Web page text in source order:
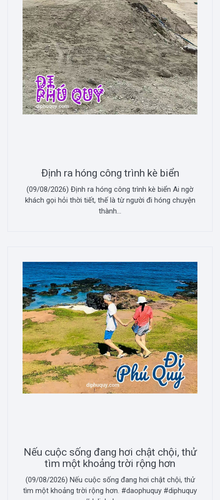
Định ra hóng công trình kè biển
(09/08/2026) Định ra hóng công trình kè biển Ai ngờ
khách gọi hỏi thời tiết, thế là từ người đi hóng chuyện
thành...
Nếu cuộc sống đang hơi chật chội, thử
tìm một khoảng trời rộng hơn
(09/08/2026) Nếu cuộc sống đang hơi chật chội, thử
tìm một khoảng trời rộng hơn. #daophuquy #diphuquy